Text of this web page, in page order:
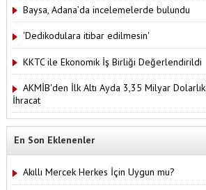
Baysa, Adana’da incelemelerde bulundu
'Dedikodulara itibar edilmesin'
KKTC ile Ekonomik İş Birliği Değerlendirildi
AKMİB'den İlk Altı Ayda 3,35 Milyar Dolarlık
İhracat
En Son Eklenenler
Akıllı Mercek Herkes İçin Uygun mu?